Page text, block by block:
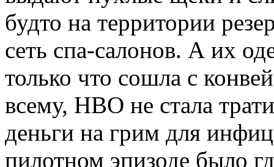
будто на территории
сеть спа-салонов. А их
только что сошла с
всему, HBO не стала
деньги на грим для
пилотном эпизоде было